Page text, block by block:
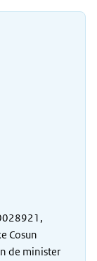
Cosun
de minister